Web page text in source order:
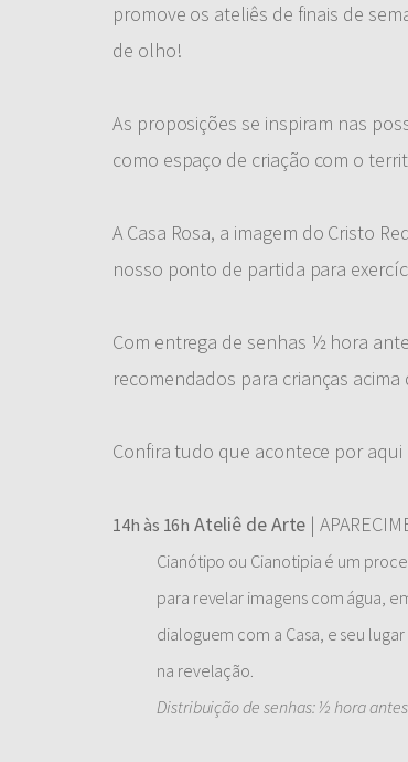
promove os ateliês de finais de
de olho!
As proposições se inspiram nas
como espaço de criação com o
A Casa Rosa, a imagem do Cristo
nosso ponto de partida para
Com entrega de senhas ½ hora
recomendados para crianças acima
Confira tudo que acontece por
14h às 16h Ateliê de Arte |
Cianótipo ou Cianotipia é um
para revelar imagens com água,
dialoguem com a Casa, e seu
na revelação.
Distribuição de senhas: ½ hora